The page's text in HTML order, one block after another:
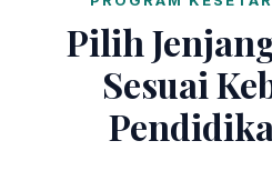
Pilih
Sesuai